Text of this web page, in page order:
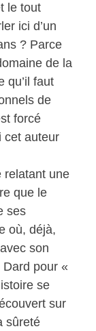
le tout
ici d’un
? Parce
de la
qu’il faut
de
forcé
cet auteur
relatant une
que le
ses
où, déjà,
son
pour «
se
sur
sûreté